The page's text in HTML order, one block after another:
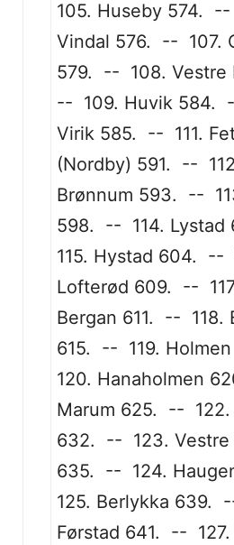
105. Huseby 574.
Vindal 576. -- 107.
579. -- 108. Vestre
-- 109. Huvik 584.
Virik 585. -- 111.
(Nordby) 591. --
Brønnum 593. --
598. -- 114.
115. Hystad 604. --
Lofterød 609. --
Bergan 611. -- 118.
615. -- 119.
120. Hanaholmen
Marum 625. -- 122.
632. -- 123. Vestre
635. -- 124.
125. Berlykka 639.
Førstad 641. -- 127.